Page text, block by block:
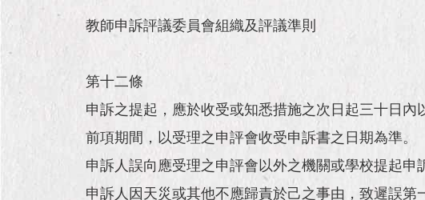
教師申訴評議委員會組織及評議準則
第十二條
申訴之提起，應於收受或知悉措施之次日起三十日內
前項期間，以受理之申評會收受申訴書之日期為準。
申訴人誤向應受理之申評會以外之機關或學校提起申
申訴人因天災或其他不應歸責於己之事由，致遲誤